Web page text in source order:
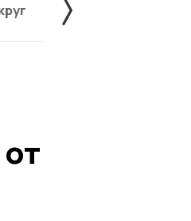
Знаменский округ